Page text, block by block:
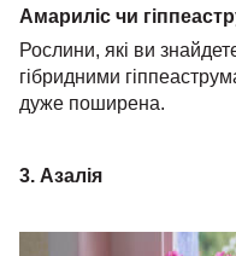
Амариліс чи
Рослини, які ви
гібридними
дуже поширена.
3. Азалія